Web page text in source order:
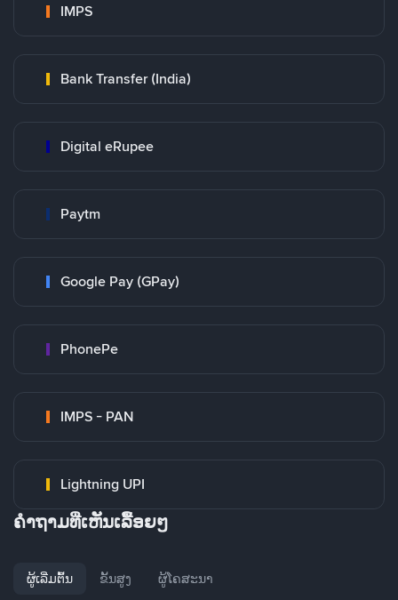
IMPS
Bank Transfer (India)
Digital eRupee
Paytm
Google Pay (GPay)
PhonePe
IMPS - PAN
Lightning UPI
ຄໍາຖາມທີ່ເຫັນເລື້ອຍໆ
ຜູ້ເລີ່ມຕົ້ນ ຂັ້ນສູງ ຜູ້ໂຄສະນາ